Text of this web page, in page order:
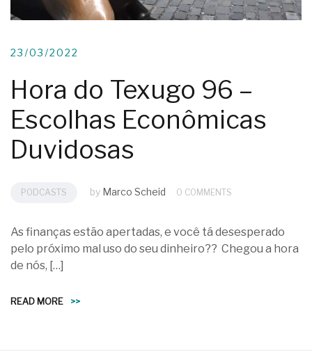
23/03/2022
Hora do Texugo 96 –
Escolhas Econômicas
Duvidosas
PODCASTS by Marco Scheid 0 COMMENTS
As finanças estão apertadas, e você tá desesperado
pelo próximo mal uso do seu dinheiro?? Chegou a hora
de nós, […]
READ MORE >>